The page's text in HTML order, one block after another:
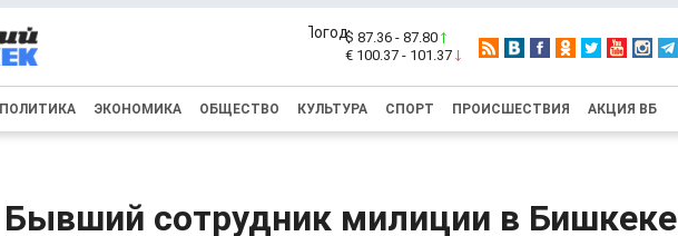
$ 87.36 - 87.80
€ 100.37 - 101.37
ПОЛИТИКА ЭКОНОМИКА ОБЩЕСТВО КУЛЬТУРА СПОРТ ПРОИСШЕСТВИЯ АКЦИЯ ВБ
Бывший сотрудник милиции в Бишкеке